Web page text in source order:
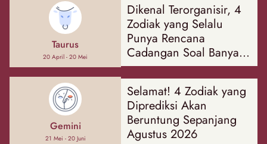
Taurus
20 April - 20 Mei
Dikenal Terorganisir, 4
Zodiak yang Selalu
Punya Rencana
Cadangan Soal Banyak
Hal
Gemini
21 Mei - 20 Juni
Selamat! 4 Zodiak yang
Diprediksi Akan
Beruntung Sepanjang
Agustus 2026